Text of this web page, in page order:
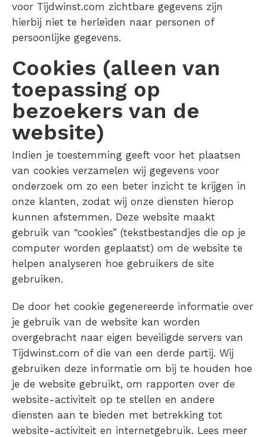
voor Tijdwinst.com zichtbare gegevens zijn
hierbij niet te herleiden naar personen of
persoonlijke gegevens.
Cookies (alleen van
toepassing op
bezoekers van de
website)
Indien je toestemming geeft voor het plaatsen
van cookies verzamelen wij gegevens voor
onderzoek om zo een beter inzicht te krijgen in
onze klanten, zodat wij onze diensten hierop
kunnen afstemmen. Deze website maakt
gebruik van “cookies” (tekstbestandjes die op je
computer worden geplaatst) om de website te
helpen analyseren hoe gebruikers de site
gebruiken.
De door het cookie gegenereerde informatie over
je gebruik van de website kan worden
overgebracht naar eigen beveiligde servers van
Tijdwinst.com of die van een derde partij. Wij
gebruiken deze informatie om bij te houden hoe
je de website gebruikt, om rapporten over de
website-activiteit op te stellen en andere
diensten aan te bieden met betrekking tot
website-activiteit en internetgebruik. Lees meer